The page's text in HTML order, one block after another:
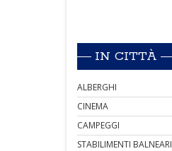
IN CITTÀ
ALBERGHI
CINEMA
CAMPEGGI
STABILIMENTI BALNEARI